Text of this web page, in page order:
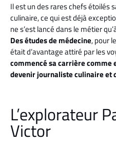
Il est un des rares chefs étoilés
culinaire, ce qui est déjà
ne s’est lancé dans le métier
Des études de médecine, pour
était d’avantage attiré par les
commencé sa carrière comme
devenir journaliste culinaire et
L’explorateur
Victor